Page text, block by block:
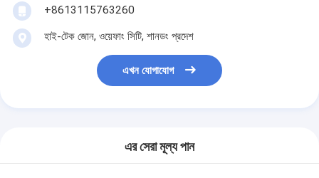
+8613115763260
হাই-টেক জোন, ওয়েফাং সিটি, শানডং প্রদেশ
এখন যোগাযোগ
এর সেরা মূল্য পান